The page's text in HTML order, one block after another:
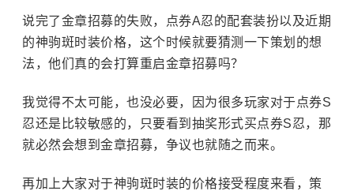
说完了金章招募的失败，点券A忍的配套装扮以及近期
的神驹斑时装价格，这个时候就要猜测一下策划的想
法，他们真的会打算重启金章招募吗？
我觉得不太可能，也没必要，因为很多玩家对于点券S
忍还是比较敏感的，只要看到抽奖形式买点券S忍，那
就必然会想到金章招募，争议也就随之而来。
再加上大家对于神驹斑时装的价格接受程度来看，策